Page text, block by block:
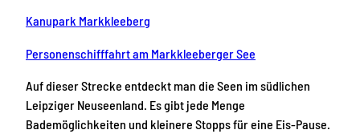
Kanupark Markkleeberg
Personenschifffahrt am Markkleeberger See
Auf dieser Strecke entdeckt man die Seen im südlichen
Leipziger Neuseenland. Es gibt jede Menge
Bademöglichkeiten und kleinere Stopps für eine Eis-Pause.